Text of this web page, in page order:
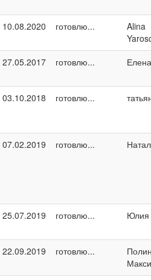
10.08.2020 готовлю...
Alina
27.05.2017 готовлю...
03.10.2018 готовлю...
07.02.2019 готовлю...
25.07.2019 готовлю... Юлия
22.09.2019 готовлю...